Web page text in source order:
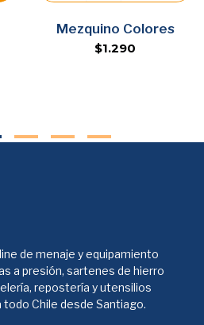
Agregar
Mezquino Colores
$1.290
de menaje y equipamiento
a presión, sartenes de hierro
repostería y utensilios
Chile desde Santiago.